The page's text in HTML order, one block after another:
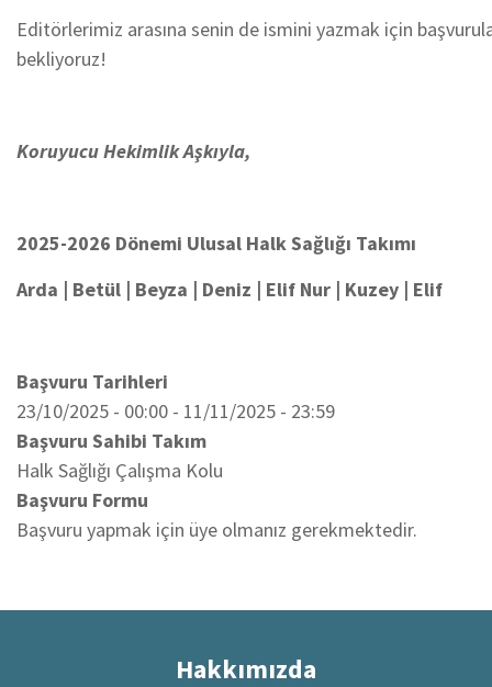
Editörlerimiz arasına senin de ismini yazmak için
bekliyoruz!
Koruyucu Hekimlik Aşkıyla,
2025-2026 Dönemi Ulusal Halk Sağlığı Takımı
Arda | Betül | Beyza | Deniz | Elif Nur | Kuzey | Elif
Başvuru Tarihleri
23/10/2025 - 00:00 - 11/11/2025 - 23:59
Başvuru Sahibi Takım
Halk Sağlığı Çalışma Kolu
Başvuru Formu
Başvuru yapmak için üye olmanız gerekmektedir.
Hakkımızda